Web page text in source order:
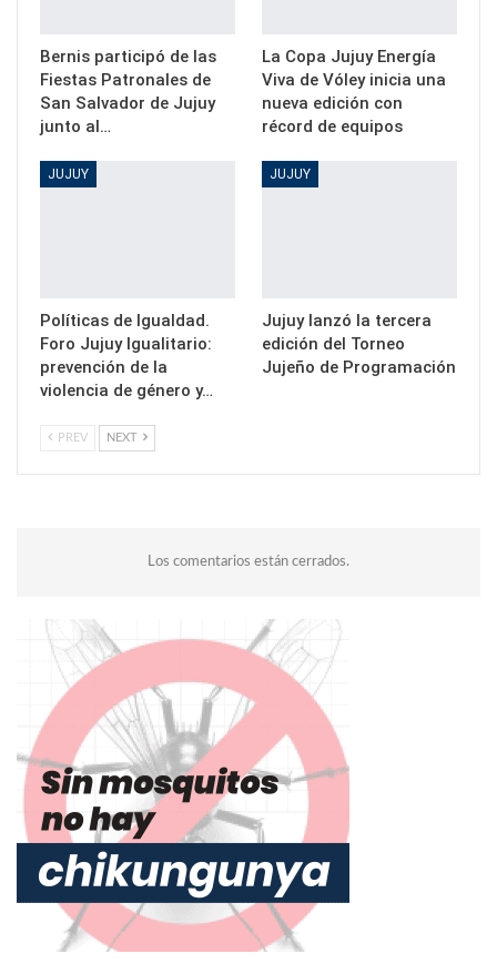
Bernis participó de las
Fiestas Patronales de
San Salvador de Jujuy
junto al…
La Copa Jujuy Energía
Viva de Vóley inicia una
nueva edición con
récord de equipos
JUJUY
Políticas de Igualdad.
Foro Jujuy Igualitario:
prevención de la
violencia de género y…
JUJUY
Jujuy lanzó la tercera
edición del Torneo
Jujeño de Programación
PREV NEXT
Los comentarios están cerrados.